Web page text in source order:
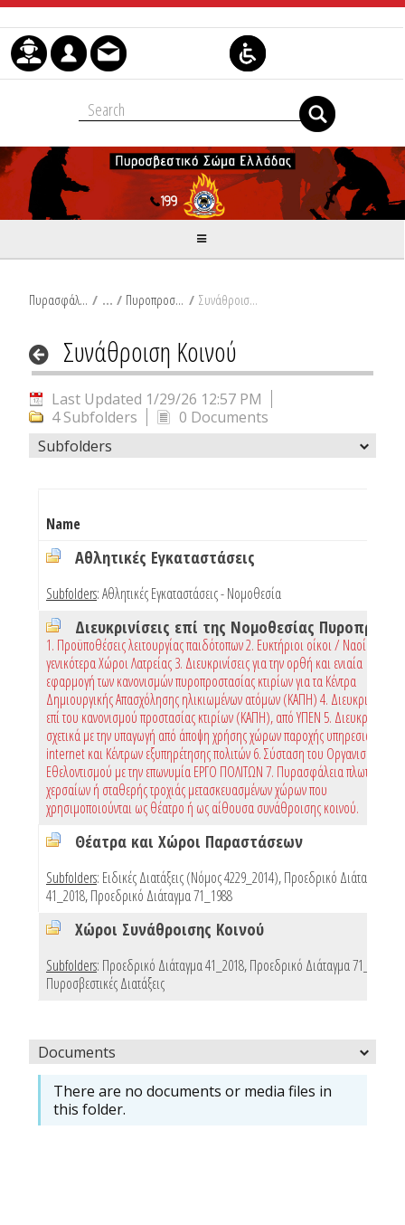
Skip to Content
Πυρασφάλεια / Πυροπροστασία Κτιρίων / Συνάθροιση Κοινού
Συνάθροιση Κοινού
Last Updated 1/29/26 12:57 PM
4 Subfolders
0 Documents
Subfolders
Name
Αθλητικές Εγκαταστάσεις
Subfolders:Αθλητικές Εγκαταστάσεις - Νομοθεσία
1. Προϋποθέσεις λειτουργίας παιδότοπων 2. Ευκτήριοι οίκοι / Ναοί και
γενικότερα Χώροι Λατρείας 3. Διευκρινίσεις για την ορθή και ενιαία
εφαρμογή των κανονισμών πυροπροστασίας κτιρίων για τα Κέντρα
Δημιουργικής Απασχόλησης ηλικιωμένων ατόμων (ΚΑΠΗ) 4. Διευκρινίσεις
επί του κανονισμού προστασίας κτιρίων (ΚΑΠΗ), από ΥΠΕΝ 5. Διευκρινίσεις
σχετικά με την υπαγωγή από άποψη χρήσης χώρων παροχής υπηρεσιών
internet και Κέντρων εξυπηρέτησης πολιτών 6. Σύσταση του Οργανισμού
Εθελοντισμού με την επωνυμία ΕΡΓΟ ΠΟΛΙΤΩΝ 7. Πυρασφάλεια πλωτών,
χερσαίων ή σταθερής τροχιάς μετασκευασμένων χώρων που
χρησιμοποιούνται ως θέατρο ή ως αίθουσα συνάθροισης κοινού.
Θέατρα και Χώροι Παραστάσεων
Subfolders: Ειδικές Διατάξεις (Νόμος 4229_2014),Προεδρικό Διάταγμα
41_2018,Προεδρικό Διάταγμα 71_1988
Χώροι Συνάθροισης Κοινού
Subfolders: Προεδρικό Διάταγμα 41_2018,Προεδρικό Διάταγμα 71_1988
Πυροσβεστικές Διατάξεις
Documents
There are no documents or media files in
this folder.